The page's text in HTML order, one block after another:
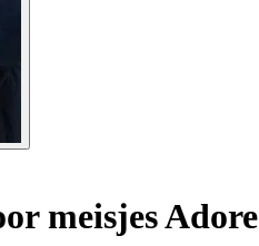
meisjes Adore